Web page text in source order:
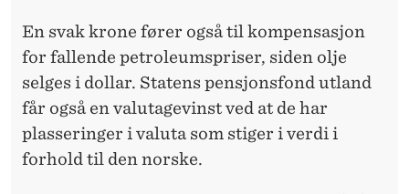
En svak krone fører også til kompensasjon
for fallende petroleumspriser, siden olje
selges i dollar. Statens pensjonsfond utland
får også en valutagevinst ved at de har
plasseringer i valuta som stiger i verdi i
forhold til den norske.